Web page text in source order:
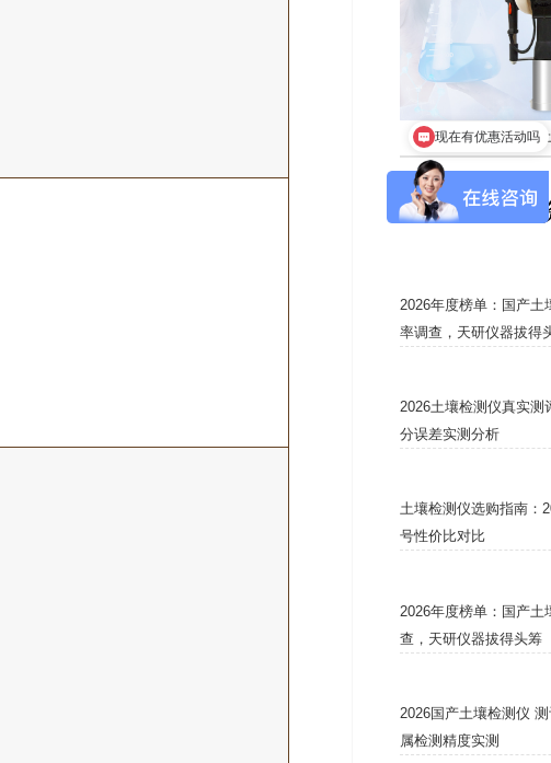
汽油动力
*新
2026年度榜单：国产
率调查，天研仪器拔得
2026土壤检测仪真实
分误差实测分析
土壤检测仪选购指南：
号性价比对比
2026年度榜单：国产
查，天研仪器拔得头筹
2026国产土壤检测仪
属检测精度实测
现在有优惠活动吗